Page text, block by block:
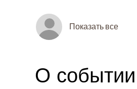
Показать все
О событии